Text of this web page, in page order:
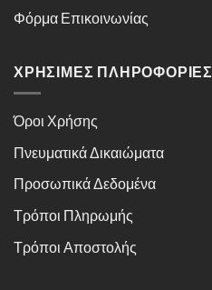
Φόρμα Επικοινωνίας
ΧΡΉΣΙΜΕΣ ΠΛΗΡΟΦΟΡΊΕΣ
Όροι Χρήσης
Πνευματικά Δικαιώματα
Προσωπικά Δεδομένα
Τρόποι Πληρωμής
Τρόποι Αποστολής